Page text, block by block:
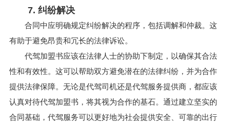
7. 纠纷解决
合同中应明确规定纠纷解决的程序，包括调解和仲裁。这
有助于避免昂贵和冗长的法律诉讼。
代驾加盟书应该在法律人士的协助下制定，以确保其合法
性和有效性。这可以帮助双方避免潜在的法律纠纷，并为合作
提供法律保障。无论是代驾司机还是代驾服务提供商，都应该
认真对待代驾加盟书，将其视为合作的基石。通过建立坚实的
合同基础，代驾服务可以更好地为社会提供安全、可靠的出行